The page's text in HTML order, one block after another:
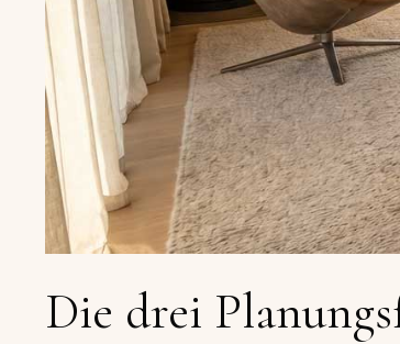
Die drei